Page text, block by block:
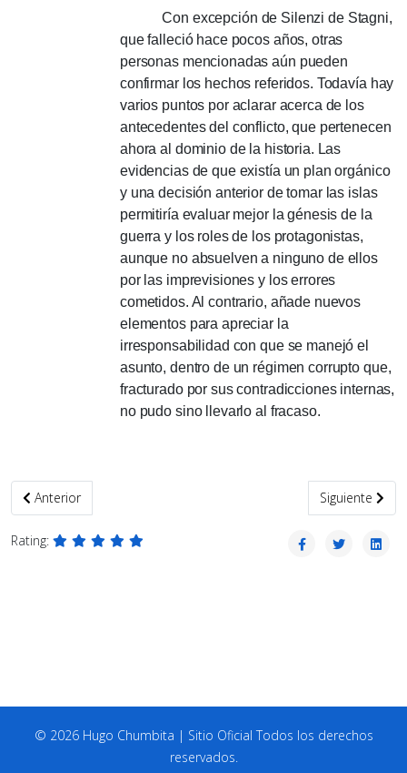
Con excepción de Silenzi de Stagni,
que falleció hace pocos años, otras
personas mencionadas aún pueden
confirmar los hechos referidos. Todavía hay
varios puntos por aclarar acerca de los
antecedentes del conflicto, que pertenecen
ahora al dominio de la historia. Las
evidencias de que existía un plan orgánico
y una decisión anterior de tomar las islas
permitiría evaluar mejor la génesis de la
guerra y los roles de los protagonistas,
aunque no absuelven a ninguno de ellos
por las imprevisiones y los errores
cometidos. Al contrario, añade nuevos
elementos para apreciar la
irresponsabilidad con que se manejó el
asunto, dentro de un régimen corrupto que,
fracturado por sus contradicciones internas,
no pudo sino llevarlo al fracaso.
Artículo anterior: Latinoamericanidad: la apertura a lo imaginario
Anterior Artículo
Siguiente
Rating:
© 2026 Hugo Chumbita | Sitio Oficial Todos los derechos
reservados.